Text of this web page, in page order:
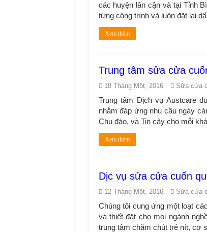
các huyện lân cận và tại Tỉnh
từng công trình và luôn đặt lại
Xem thêm
Trung tâm sửa cửa
18 Tháng Một, 2016 Sửa cửa
Trung tâm Dịch vụ Austcare
nhằm đáp ứng nhu cầu ngày
Chu đáo, và Tin cậy cho mỗi
Xem thêm
Dịc vụ sửa cửa cuốn
12 Tháng Một, 2016 Sửa cửa
Chúng tôi cung ứng một loạt
và thiết đặt cho mọi ngành
trung tâm chăm chút trẻ nít, cơ